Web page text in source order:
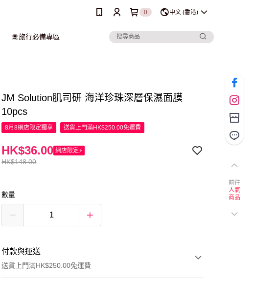
0 中文 (香港)
🛅旅行必備專區
JM Solution肌司研 海洋珍珠深層保濕面膜
10pcs
8月8網店限定獨享 送貨上門滿HK$250.00免運費
HK$148.00
HK$36.00 網店限定⚡
數量
付款與運送
送貨上門滿HK$250.00免運費
前往
人氣
商品